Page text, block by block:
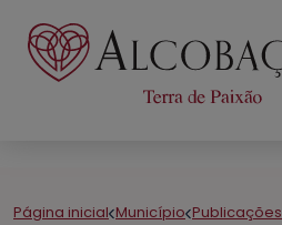
Página inicial Município Publicações